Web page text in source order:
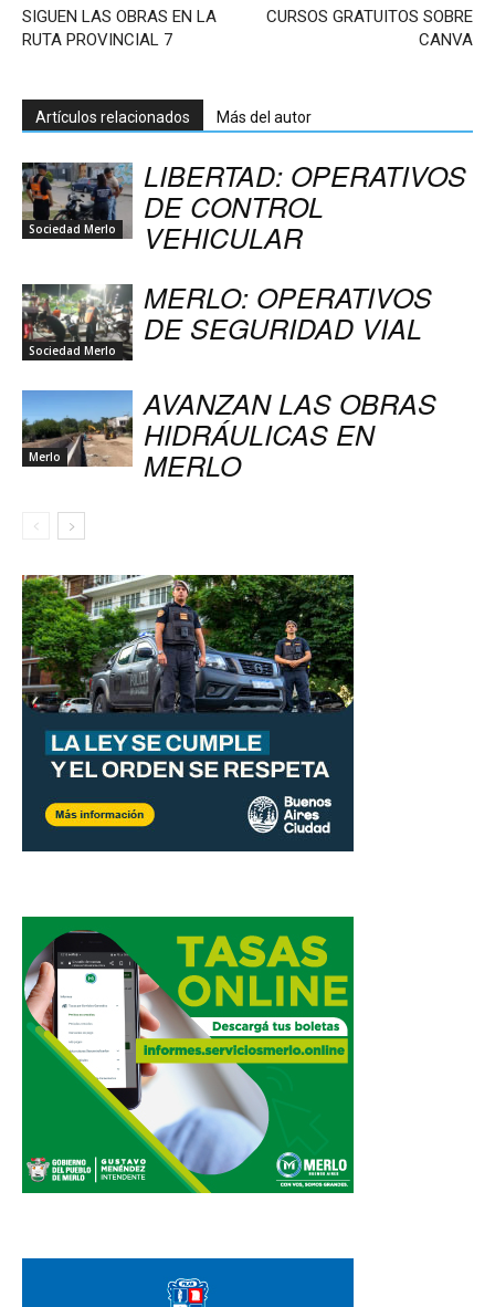
SIGUEN LAS OBRAS EN LA
RUTA PROVINCIAL 7
CURSOS GRATUITOS SOBRE
CANVA
Artículos relacionados Más del autor
Sociedad Merlo
LIBERTAD: OPERATIVOS
DE CONTROL
VEHICULAR
Sociedad Merlo
MERLO: OPERATIVOS
DE SEGURIDAD VIAL
Merlo
AVANZAN LAS OBRAS
HIDRÁULICAS EN
MERLO